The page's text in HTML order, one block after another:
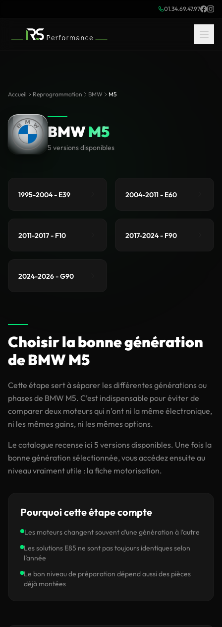
01.34.69.47.97
Accueil Reprogrammation BMW M5
BMWM5
5 versions disponibles
1995-2004 - E39 2004-2011 - E60
2011-2017 - F10 2017-2024 - F90
2024-2026 - G90
Choisir la bonne génération
de BMW M5
Cette étape sert à séparer les différentes générations ou
phases de BMW M5. C’est indispensable pour éviter de
comparer deux moteurs qui n’ont ni la même électronique,
ni les mêmes gains, ni les mêmes options.
Le catalogue recense ici 5 versions disponibles. Une fois la
bonne génération sélectionnée, vous accédez ensuite au
niveau vraiment utile : la fiche motorisation.
Pourquoi cette étape compte
Les moteurs changent souvent d’une génération à l’autre
Les solutions E85 ne sont pas toujours identiques selon
l’année
Le bon niveau de préparation dépend aussi des pièces
déjà montées